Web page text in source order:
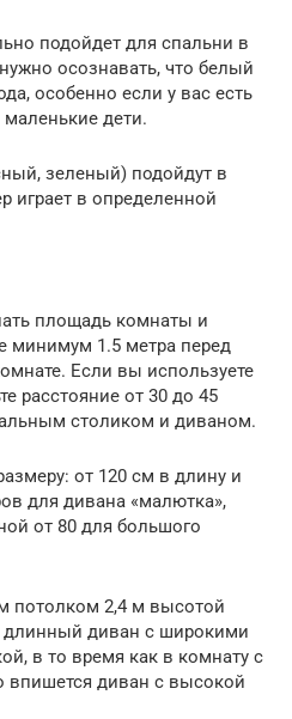
подойдет для спальни в
осознавать, что белый
особенно если у вас есть
дети.
зеленый) подойдут в
играет в определенной
площадь комнаты и
минимум 1.5 метра перед
Если вы используете
расстояние от 30 до 45
столиком и диваном.
от 120 см в длину и
для дивана «малютка»,
от 80 для большого
потолком 2,4 м высотой
длинный диван с широкими
в то время как в комнату с
впишется диван с высокой